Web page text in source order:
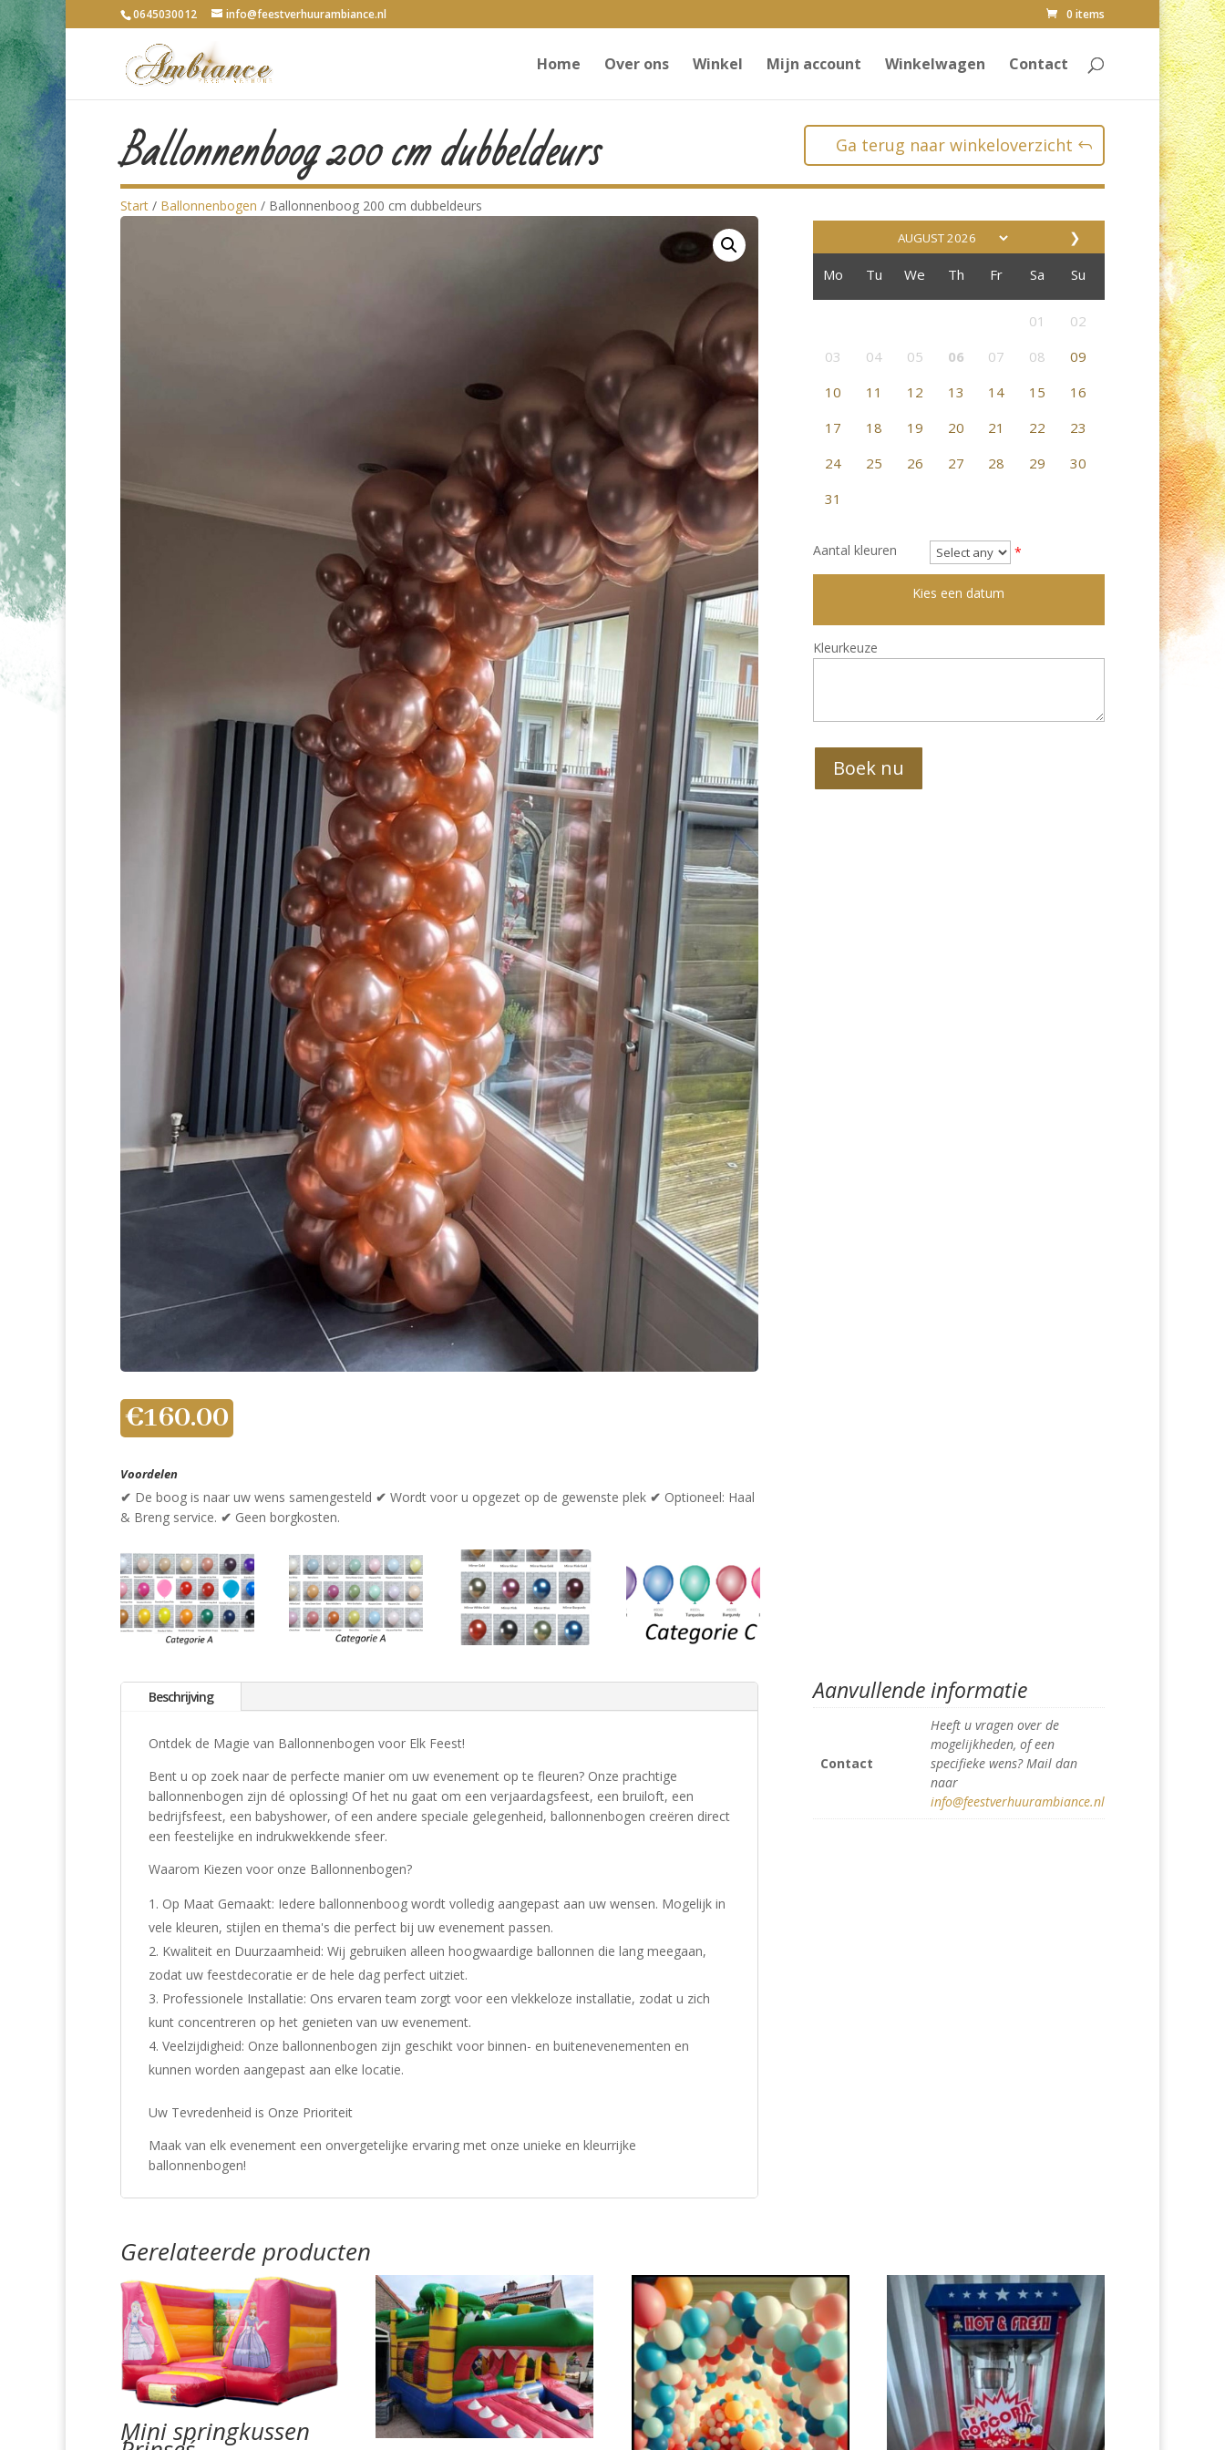
0645030012 info@feestverhuurambiance.nl 0 items
Home Over ons Winkel Mijn account Winkelwagen Contact
Ballonnenboog 200 cm dubbeldeurs Ga terug naar winkeloverzicht
Start / Ballonnenbogen / Ballonnenboog 200 cm dubbeldeurs
€160.00
Voordelen
✔ De boog is naar uw wens samengesteld ✔ Wordt voor u opgezet op de gewenste plek ✔ Optioneel: Haal
& Breng service. ✔ Geen borgkosten.
❯
Mo Tu We Th Fr Sa Su
01
02
03
04 05 06 07 08
09
10
11 12 13 14 15
16
17
18 19 20 21 22
23
24
25 26 27 28 29
30
31
Aantal kleuren *
Kies een datum
Kleurkeuze
Boek nu
Beschrijving
Ontdek de Magie van Ballonnenbogen voor Elk Feest!
Bent u op zoek naar de perfecte manier om uw evenement op te fleuren? Onze prachtige
ballonnenbogen zijn dé oplossing! Of het nu gaat om een verjaardagsfeest, een bruiloft, een
bedrijfsfeest, een babyshower, of een andere speciale gelegenheid, ballonnenbogen creëren direct
een feestelijke en indrukwekkende sfeer.
Waarom Kiezen voor onze Ballonnenbogen?
Op Maat Gemaakt: Iedere ballonnenboog wordt volledig aangepast aan uw wensen. Mogelijk in
vele kleuren, stijlen en thema's die perfect bij uw evenement passen.
Kwaliteit en Duurzaamheid: Wij gebruiken alleen hoogwaardige ballonnen die lang meegaan,
zodat uw feestdecoratie er de hele dag perfect uitziet.
Professionele Installatie: Ons ervaren team zorgt voor een vlekkeloze installatie, zodat u zich
kunt concentreren op het genieten van uw evenement.
Veelzijdigheid: Onze ballonnenbogen zijn geschikt voor binnen- en buitenevenementen en
kunnen worden aangepast aan elke locatie.
Uw Tevredenheid is Onze Prioriteit
Maak van elk evenement een onvergetelijke ervaring met onze unieke en kleurrijke
ballonnenbogen!
Aanvullende informatie
Contact
Heeft u vragen over de
mogelijkheden, of een
specifieke wens? Mail dan
naar
info@feestverhuurambiance.nl
Gerelateerde producten
Mini springkussen